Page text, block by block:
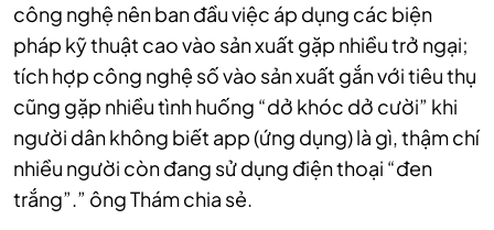
công nghệ nên ban đầu việc áp dụng các biện
pháp kỹ thuật cao vào sản xuất gặp nhiều trở ngại;
tích hợp công nghệ số vào sản xuất gắn với tiêu thụ
cũng gặp nhiều tình huống “dở khóc dở cười” khi
người dân không biết app (ứng dụng) là gì, thậm chí
nhiều người còn đang sử dụng điện thoại “đen
trắng”.” ông Thám chia sẻ.